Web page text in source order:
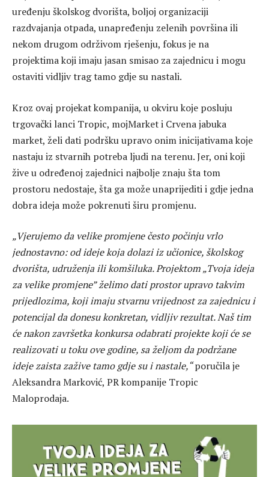
uređenju školskog dvorišta, boljoj organizaciji
razdvajanja otpada, unapređenju zelenih površina ili
nekom drugom održivom rješenju, fokus je na
projektima koji imaju jasan smisao za zajednicu i mogu
ostaviti vidljiv trag tamo gdje su nastali.
Kroz ovaj projekat kompanija, u okviru koje posluju
trgovački lanci Tropic, mojMarket i Crvena jabuka
market, želi dati podršku upravo onim inicijativama koje
nastaju iz stvarnih potreba ljudi na terenu. Jer, oni koji
žive u određenoj zajednici najbolje znaju šta tom
prostoru nedostaje, šta ga može unaprijediti i gdje jedna
dobra ideja može pokrenuti širu promjenu.
„Vjerujemo da velike promjene često počinju vrlo
jednostavno: od ideje koja dolazi iz učionice, školskog
dvorišta, udruženja ili komšiluka. Projektom „Tvoja ideja
za velike promjene” želimo dati prostor upravo takvim
prijedlozima, koji imaju stvarnu vrijednost za zajednicu i
potencijal da donesu konkretan, vidljiv rezultat. Naš tim
će nakon završetka konkursa odabrati projekte koji će se
realizovati u toku ove godine, sa željom da podržane
ideje zaista zažive tamo gdje su i nastale,“poručila je
Aleksandra Marković, PR kompanije Tropic
Maloprodaja.